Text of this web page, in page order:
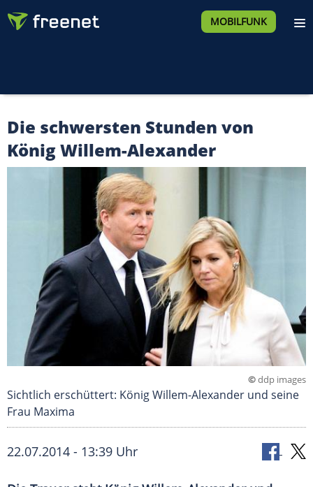
MOBILFUNK
Die schwersten Stunden von
König Willem-Alexander
©ddp images
Sichtlich erschüttert: König Willem-Alexander und seine
Frau Maxima
22.07.2014 - 13:39 Uhr